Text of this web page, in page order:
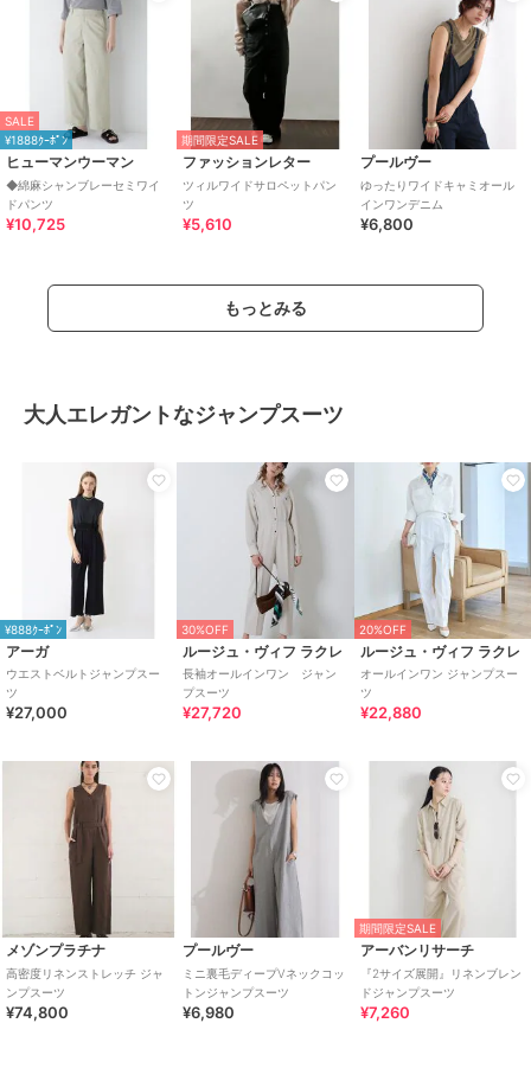
SALE
¥1888ｸｰﾎﾟﾝ
ヒューマンウーマン
◆綿麻シャンブレーセミワイ
ドパンツ
¥10,725
期間限定SALE
ファッションレター
ツィルワイドサロペットパン
ツ
¥5,610
プールヴー
ゆったりワイドキャミオール
インワンデニム
¥6,800
もっとみる
大人エレガントなジャンプスーツ
¥888ｸｰﾎﾟﾝ
アーガ
ウエストベルトジャンプスー
ツ
¥27,000
30%OFF
ルージュ・ヴィフ ラクレ
長袖オールインワン ジャン
プスーツ
¥27,720
20%OFF
ルージュ・ヴィフ ラクレ
オールインワン ジャンプスー
ツ
¥22,880
メゾンプラチナ
高密度リネンストレッチ ジャ
ンプスーツ
¥74,800
プールヴー
ミニ裏毛ディープVネックコッ
トンジャンプスーツ
¥6,980
期間限定SALE
アーバンリサーチ
『2サイズ展開』リネンブレン
ドジャンプスーツ
¥7,260